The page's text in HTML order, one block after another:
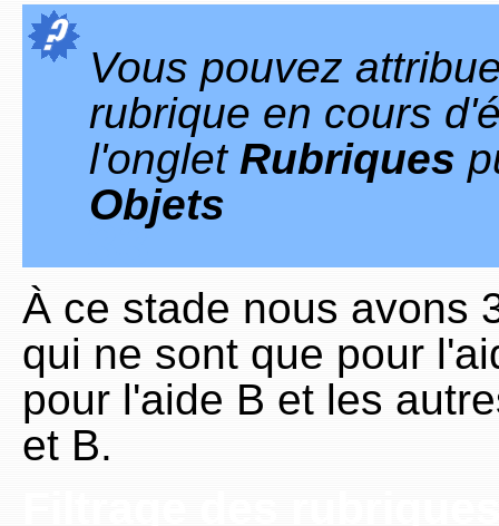
Vous pouvez
rubrique en cours
l'onglet Rubriques
Objets
33
À ce stade nous avons
qui ne sont que pour
pour l'aide B et les
et B.